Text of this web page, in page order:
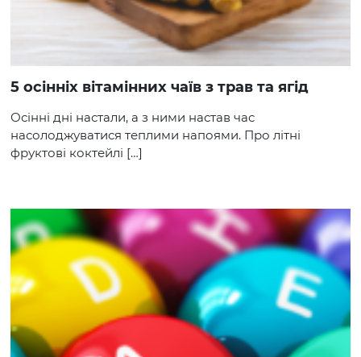
5 осінніх вітамінних чаїв з трав та ягід
Осінні дні настали, а з ними настав час
насолоджуватися теплими напоями. Про літні
фруктові коктейлі […]